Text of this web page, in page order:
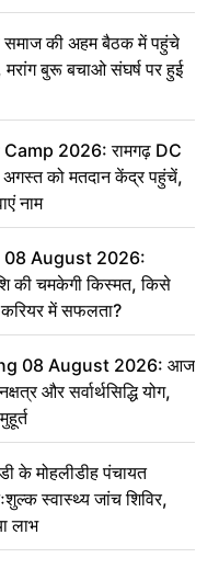
की अहम बैठक में पहुंचे
मरांग बुरू बचाओ संघर्ष पर हुई
2026: रामगढ़ DC
को मतदान केंद्र पहुंचें,
नाम
08 August 2026:
की चमकेगी किस्मत, किसे
में सफलता?
08 August 2026: आज
और सर्वार्थसिद्धि योग,
के मोहलीडीह पंचायत
स्वास्थ्य जांच शिविर,
लाभ